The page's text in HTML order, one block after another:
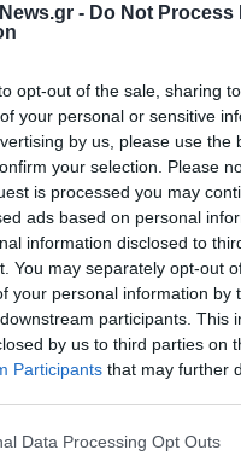
- Do Not Process
opt-out of the sale, sharing
your personal or sensitive
by us, please use the
your selection. Please
is processed you may
ads based on personal
information disclosed to
You may separately opt-out
your personal information by
downstream participants. This
by us to third parties on
Participants that may further
Data Processing Opt Outs
νέα γενιά
με στόχο την κορυφή της
στις "4" οι
κόντρα στη
stream)
Ράσελ
του NBA
συμβόλαιο